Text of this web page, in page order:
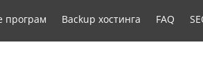
програм Backup хостинга FAQ